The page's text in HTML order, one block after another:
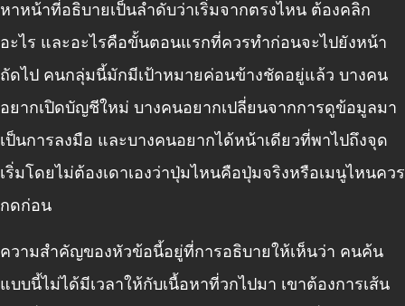
หาหน้าที่อธิบายเป็นลำดับว่าเริ่มจากตรงไหน ต้องคลิก
อะไร และอะไรคือขั้นตอนแรกที่ควรทำก่อนจะไปยังหน้า
ถัดไป คนกลุ่มนี้มักมีเป้าหมายค่อนข้างชัดอยู่แล้ว บางคน
อยากเปิดบัญชีใหม่ บางคนอยากเปลี่ยนจากการดูข้อมูลมา
เป็นการลงมือ และบางคนอยากได้หน้าเดียวที่พาไปถึงจุด
เริ่มโดยไม่ต้องเดาเองว่าปุ่มไหนคือปุ่มจริงหรือเมนูไหนควร
กดก่อน
ความสำคัญของหัวข้อนี้อยู่ที่การอธิบายให้เห็นว่า คนค้น
แบบนี้ไม่ได้มีเวลาให้กับเนื้อหาที่วกไปมา เขาต้องการเส้น